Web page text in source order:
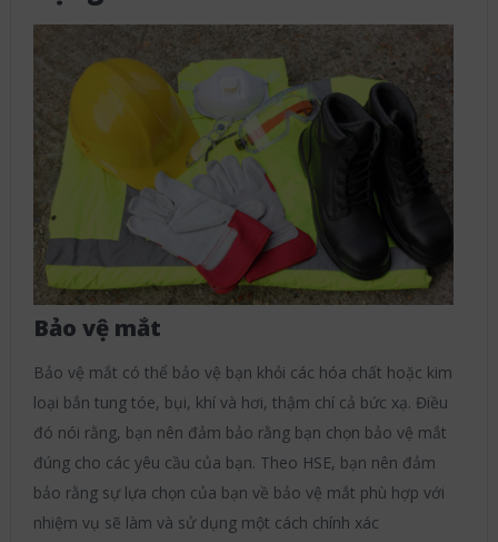
Bảo vệ mắt
Bảo vệ mắt có thể bảo vệ bạn khỏi các hóa chất hoặc kim
loại bắn tung tóe, bụi, khí và hơi, thậm chí cả bức xạ. Điều
đó nói rằng, bạn nên đảm bảo rằng bạn chọn bảo vệ mắt
đúng cho các yêu cầu của bạn. Theo HSE, bạn nên đảm
bảo rằng sự lựa chọn của bạn về bảo vệ mắt phù hợp với
nhiệm vụ sẽ làm và sử dụng một cách chính xác